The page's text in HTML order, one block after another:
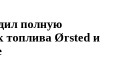
полную
топлива Ørsted и